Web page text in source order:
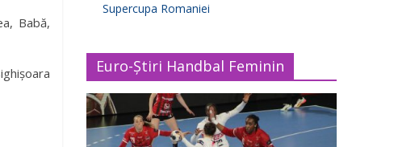
Babă,
Supercupa Romaniei
Euro-Știri Handbal Feminin